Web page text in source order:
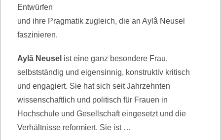
Entwürfen
und ihre Pragmatik zugleich, die an Aylâ Neusel
faszinieren.
Aylâ Neusel ist eine ganz besondere Frau,
selbstständig und eigensinnig, konstruktiv kritisch
und engagiert. Sie hat sich seit Jahrzehnten
wissenschaftlich und politisch für Frauen in
Hochschule und Gesellschaft eingesetzt und die
Verhältnisse reformiert. Sie ist …